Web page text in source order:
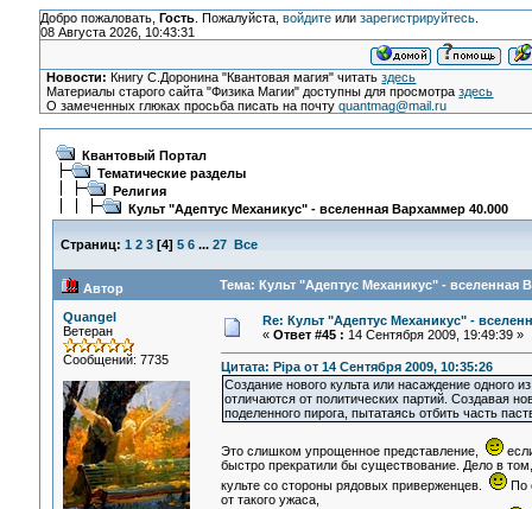
Добро пожаловать, Гость. Пожалуйста, войдитеили зарегистрируйтесь.
08 Августа 2026, 10:43:31
Новости: Книгу С.Доронина "Квантовая магия" читатьздесь
Материалы старого сайта "Физика Магии" доступны для просмотраздесь
О замеченных глюках просьба писать на почтуquantmag@mail.ru
Квантовый Портал
Тематические разделы
Религия
Культ "Адептус Механикус" - вселенная Вархаммер 40.000
Страниц: 1 2 3[4] 5 6 ... 27 Все
Автор Тема: Культ "Адептус Механикус" - вселенная
Quangel
Ветеран
Сообщений: 7735
Re: Культ "Адептус Механикус" -
« Ответ #45 : 14 Сентября 2009, 19:49:39 »
Цитата: Pipa от 14 Сентября 2009, 10:35:26
Создание нового культа или насаждение одного
отличаются от политических партий. Создавая
поделенного пирога, пытатаясь отбить часть
Это слишком упрощенное представление,
быстро прекратили бы существование. Дело в
культе со стороны рядовых приверженцев.
По
от такого ужаса,